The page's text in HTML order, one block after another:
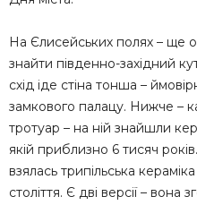
На Єлисейських полях – ще
знайти південно-західний
схід іде стіна тонша –
замкового палацу. Нижче –
тротуар – на ній знайшли
якій приблизно 6 тисяч
взялась трипільська
століття. Є дві версії –